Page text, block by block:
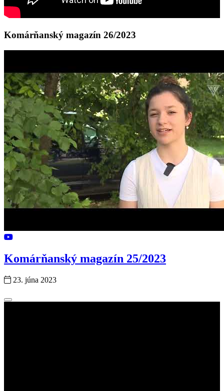
Komárňanský magazín 26/2023
Komárňanský magazín 25/2023
23. júna 2023